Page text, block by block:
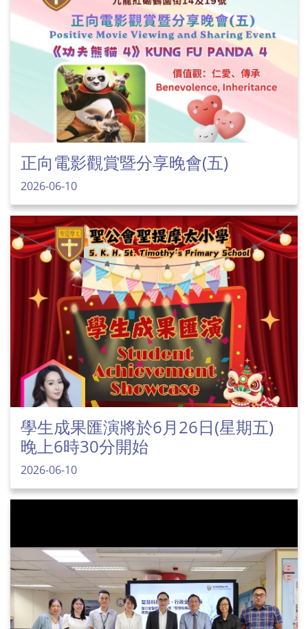
正向電影觀賞暨分享晚會(五)
2026-06-10
學生成果匯演將於6月26日(星期五)
晚上6時30分開始
2026-06-10